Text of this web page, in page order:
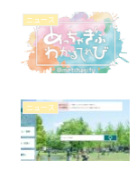
ニュース
ニュース